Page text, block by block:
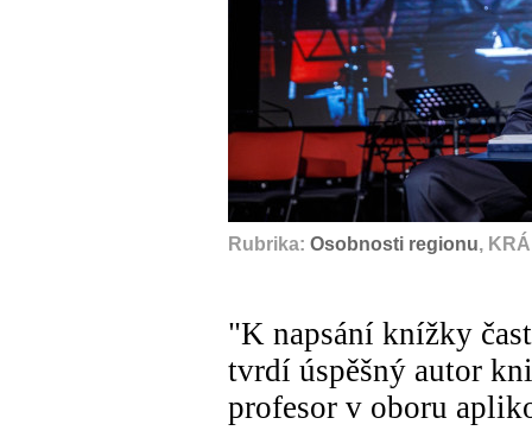
Rubrika: Osobnosti regionu,
"K napsání knížky
tvrdí úspěšný autor
profesor v oboru